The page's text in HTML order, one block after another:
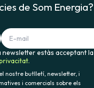
de Som Energia?
newsletter estàs acceptant la
nostre butlletí, newsletter, i
i comercials sobre els